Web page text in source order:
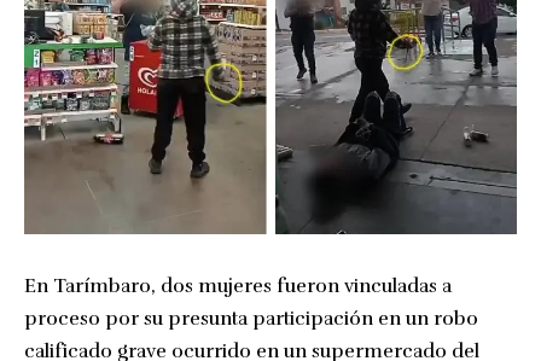
En Tarímbaro, dos mujeres fueron vinculadas a
proceso por su presunta participación en un robo
calificado grave ocurrido en un supermercado del